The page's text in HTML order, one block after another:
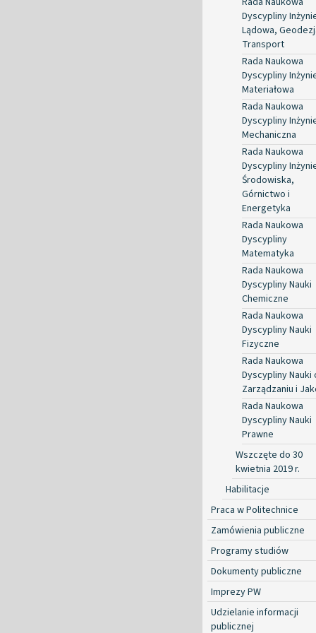
Dyscypliny
Lądowa,
Transport
Rada Naukowa
Dyscypliny
Materiałowa
Rada Naukowa
Dyscypliny
Mechaniczna
Rada Naukowa
Dyscypliny
Środowiska,
Górnictwo i
Energetyka
Rada Naukowa
Dyscypliny
Matematyka
Rada Naukowa
Dyscypliny Nauki
Chemiczne
Rada Naukowa
Dyscypliny Nauki
Fizyczne
Rada Naukowa
Dyscypliny Nauki
Zarządzaniu i
Rada Naukowa
Dyscypliny Nauki
Prawne
Wszczęte do 30
kwietnia 2019 r.
Habilitacje
Praca w Politechnice
Zamówienia publiczne
Programy studiów
Dokumenty publiczne
Imprezy PW
Udzielanie informacji
publicznej